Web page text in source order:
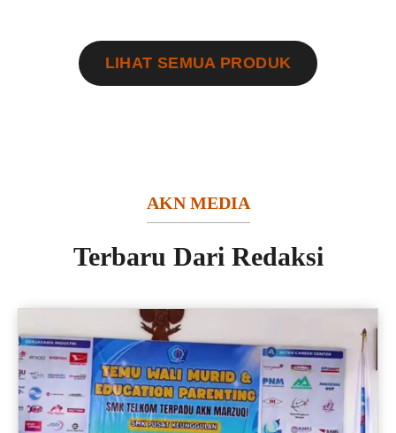
LIHAT SEMUA PRODUK
AKN MEDIA
Terbaru Dari Redaksi